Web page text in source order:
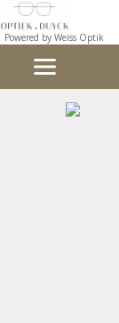
Powered by Weiss Optik